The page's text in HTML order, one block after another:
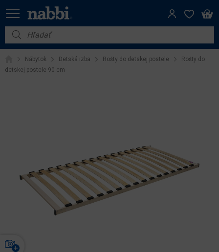
Nábytok
Vybavenie do domácnosti
Nábytok Detská izba Rošty do detskej postele
Rošty do
detskej postele 90 cm